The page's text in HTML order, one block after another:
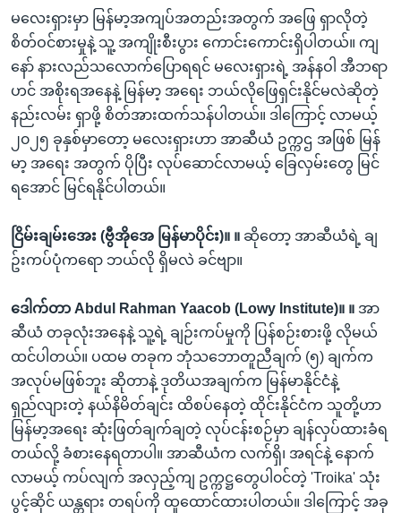
မလေးရှားမှာ မြန်မာ့အကျပ်အတည်းအတွက် အဖြေ ရှာလိုတဲ့
စိတ်ဝင်စားမှုနဲ့ သူ့ အကျိုးစီးပွား ကောင်းကောင်းရှိပါတယ်။ ကျ
နော် နားလည်သလောက်ပြောရရင် မလေးရှားရဲ့ အန်နဝါ အီဘရာ
ဟင် အစိုးရအနေနဲ့ မြန်မာ့ အရေး ဘယ်လိုဖြေရှင်းနိုင်မလဲဆိုတဲ့
နည်းလမ်း ရှာဖို့ စိတ်အားထက်သန်ပါတယ်။ ဒါကြောင့် လာမယ့်
၂၀၂၅ ခုနှစ်မှာတော့ မလေးရှားဟာ အာဆီယံ ဥက္ကဌ အဖြစ် မြန်
မာ့ အရေး အတွက် ပိုပြီး လုပ်ဆောင်လာမယ့် ခြေလှမ်းတွေ မြင်
ရအောင် မြင်ရနိုင်ပါတယ်။
ငြိမ်းချမ်းအေး (ဗွီအိုအေ မြန်မာပိုင်း)။ ။ ဆိုတော့ အာဆီယံရဲ့ ချ
ဥ်းကပ်ပုံကရော ဘယ်လို ရှိမလဲ ခင်ဗျာ။
ဒေါက်တာ Abdul Rahman Yaacob (Lowy Institute)။ ။ အာ
ဆီယံ တခုလုံးအနေနဲ့ သူ့ရဲ့ ချဉ်းကပ်မှုကို ပြန်စဉ်းစားဖို့ လိုမယ်
ထင်ပါတယ်။ ပထမ တခုက ဘုံသဘောတူညီချက် (၅) ချက်က
အလုပ်မဖြစ်ဘူး ဆိုတာနဲ့ ဒုတိယအချက်က မြန်မာနိုင်ငံနဲ့
ရှည်လျားတဲ့ နယ်နိမိတ်ချင်း ထိစပ်နေတဲ့ ထိုင်းနိုင်ငံက သူတို့ဟာ
မြန်မာ့အရေး ဆုံးဖြတ်ချက်ချတဲ့ လုပ်ငန်းစဉ်မှာ ချန်လှပ်ထားခံရ
တယ်လို့ ခံစားနေရတာပါ။ အာဆီယံက လက်ရှိ၊ အရင်နဲ့ နောက်
လာမယ့် ကပ်လျက် အလှည့်ကျ ဥက္ကဋ္ဌတွေပါ၀င်တဲ့ 'Troika' သုံး
ပွင့်ဆိုင် ယန္တရား တရပ်ကို ထူထောင်ထားပါတယ်။ ဒါကြောင့် အခု